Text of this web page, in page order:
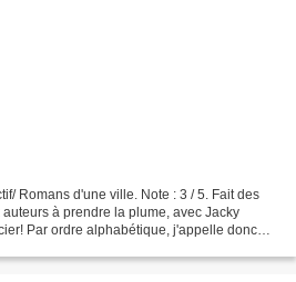
Romans d'une ville. Note : 3 / 5. Fait des
à prendre la plume, avec Jacky
Par ordre alphabétique, j'appelle donc